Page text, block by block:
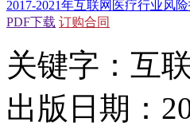
2017-2021年互联网医疗行业风
PDF下载 订购合同
关键字：互
出版日期：